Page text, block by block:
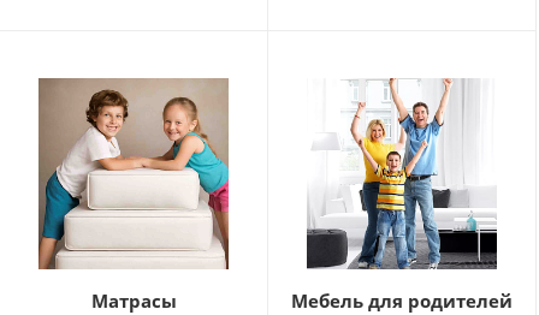
Матрасы Мебель для родителей